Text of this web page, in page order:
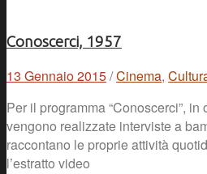
Conoscerci, 1957
13 Gennaio 2015/Cinema,
Per il programma “Conoscerci”,
vengono realizzate interviste a
raccontano le proprie attività
l’estratto video